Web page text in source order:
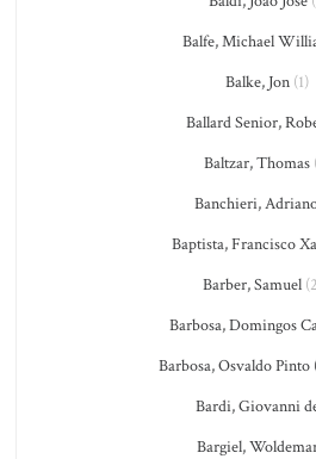
Balfe, Michael
Balke, Jon (1)
Ballard Senior,
Baltzar, Thomas
Banchieri,
Baptista, Francisco
Barber, Samuel
Barbosa, Domingos
Barbosa, Osvaldo Pinto
Bardi, Giovanni
Bargiel,